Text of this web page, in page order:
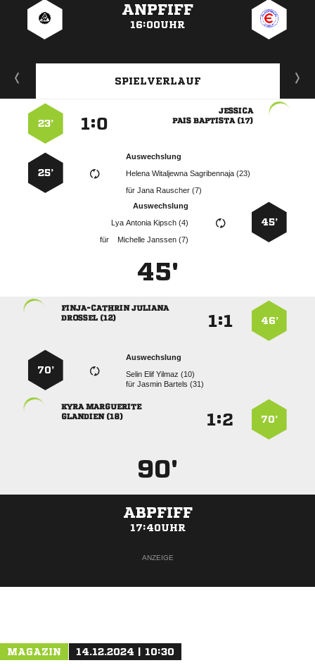
ANPFIFF
16:00UHR
SPIELVERLAUF

  
:
23’
Auswechslung
   
für  
25’
45’
Auswechslung
   
für
  
45'
46’
:
 
 
Auswechslung
   
für  
70’
70’
:
 
 
90'
ABPFIFF
17:40UHR
ANZEIGE
MAGAZIN 14.12.2024 | 10:30